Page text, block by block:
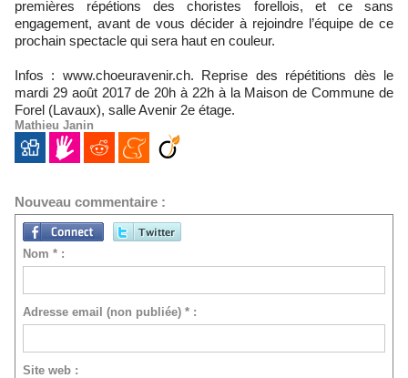
premières répétions des choristes forellois, et ce sans
engagement, avant de vous décider à rejoindre l’équipe de ce
prochain spectacle qui sera haut en couleur.
Infos : www.choeuravenir.ch. Reprise des répétitions dès le
mardi 29 août 2017 de 20h à 22h à la Maison de Commune de
Forel (Lavaux), salle Avenir 2e étage.
Mathieu Janin
Nouveau commentaire :
Nom * :
Adresse email (non publiée) * :
Site web :